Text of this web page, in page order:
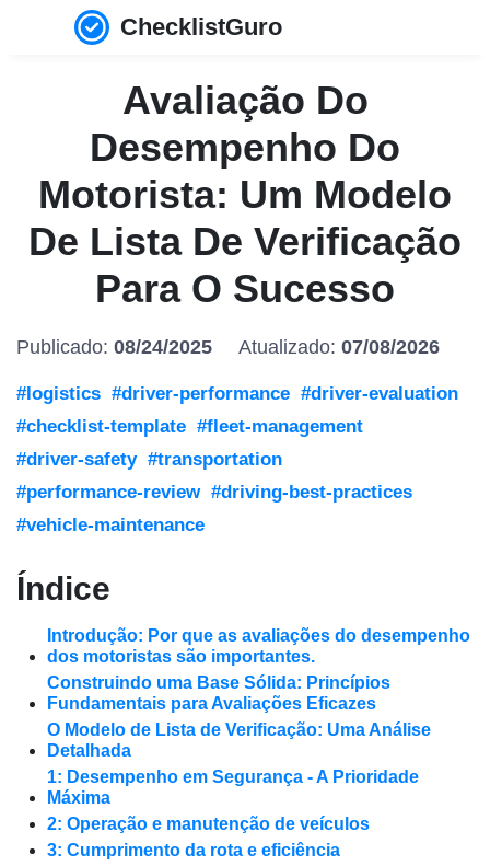
ChecklistGuro
Avaliação Do
Desempenho Do
Motorista: Um Modelo
De Lista De Verificação
Para O Sucesso
Publicado: 08/24/2025 Atualizado: 07/08/2026
#logistics #driver-performance #driver-evaluation
#checklist-template #fleet-management
#driver-safety #transportation
#performance-review #driving-best-practices
#vehicle-maintenance
Índice
Introdução: Por que as avaliações do desempenho
dos motoristas são importantes.
Construindo uma Base Sólida: Princípios
Fundamentais para Avaliações Eficazes
O Modelo de Lista de Verificação: Uma Análise
Detalhada
1: Desempenho em Segurança - A Prioridade
Máxima
2: Operação e manutenção de veículos
3: Cumprimento da rota e eficiência